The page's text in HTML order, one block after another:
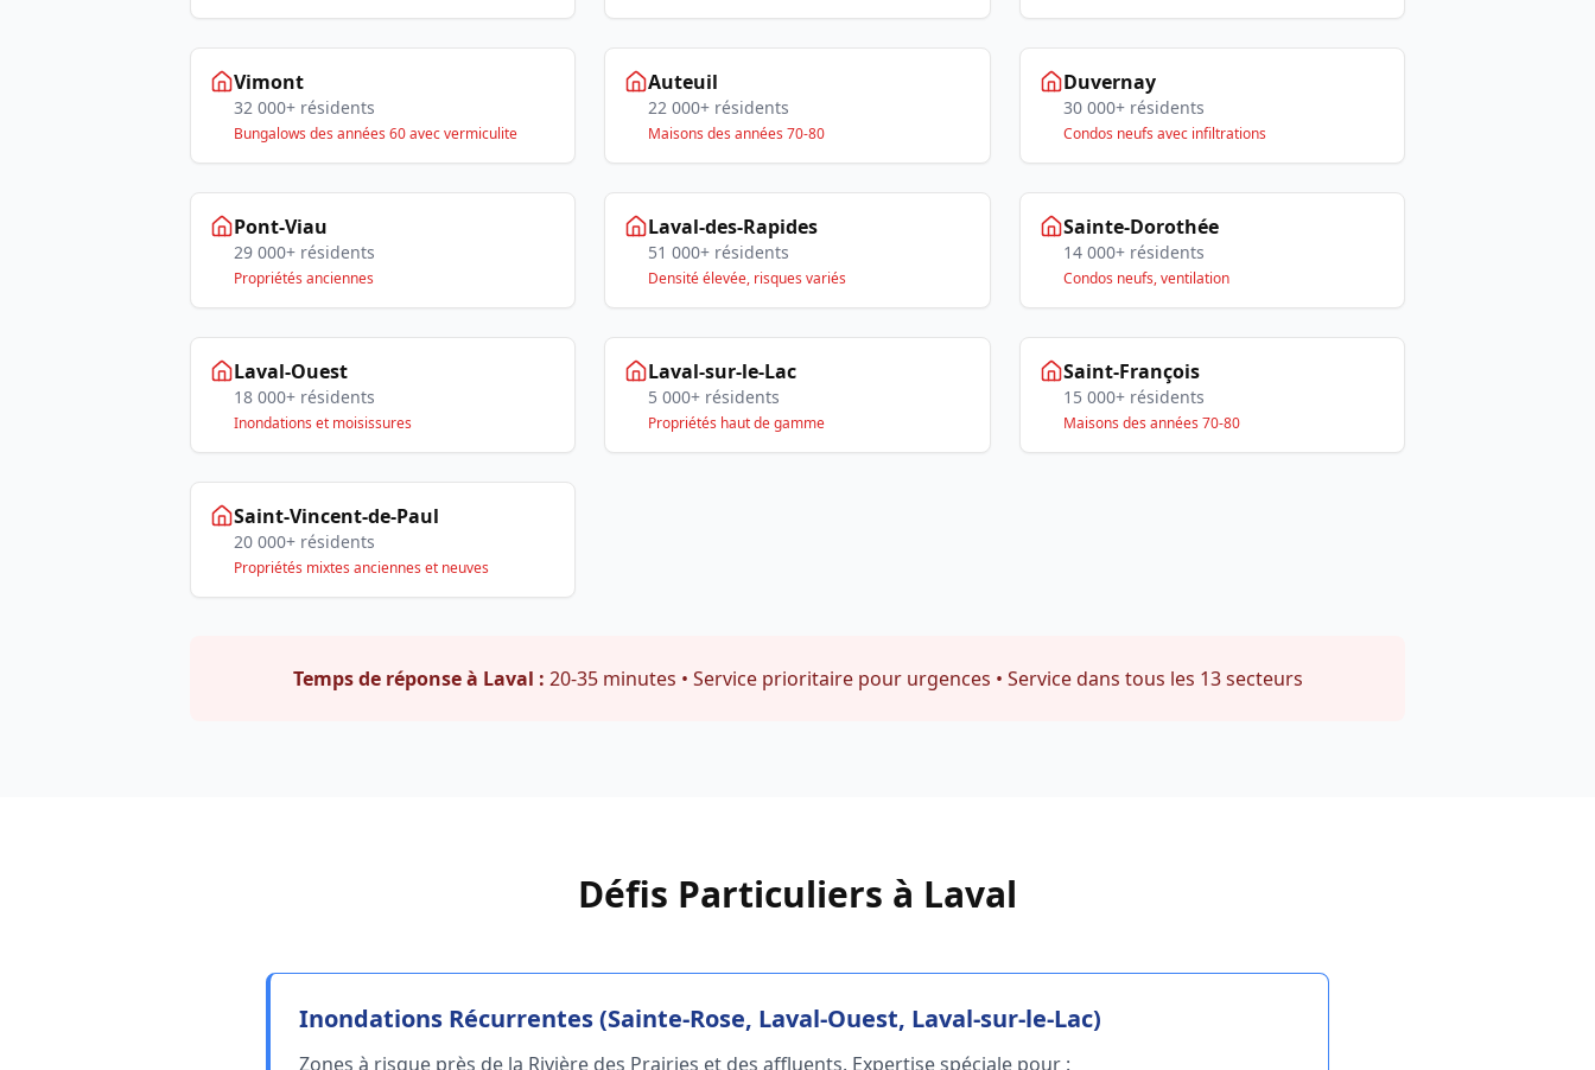
Vimont
32 000+ résidents
Bungalows des années 60 avec vermiculite
Auteuil
22 000+ résidents
Maisons des années 70-80
Duvernay
30 000+ résidents
Condos neufs avec infiltrations
Pont-Viau
29 000+ résidents
Propriétés anciennes
Laval-des-Rapides
51 000+ résidents
Densité élevée, risques variés
Sainte-Dorothée
14 000+ résidents
Condos neufs, ventilation
Laval-Ouest
18 000+ résidents
Inondations et moisissures
Laval-sur-le-Lac
5 000+ résidents
Propriétés haut de gamme
Saint-François
15 000+ résidents
Maisons des années 70-80
Saint-Vincent-de-Paul
20 000+ résidents
Propriétés mixtes anciennes et neuves
Temps de réponse à Laval : 20-35 minutes • Service prioritaire pour urgences • Service dans tous les 13 secteurs
Défis Particuliers à Laval
Inondations Récurrentes (Sainte-Rose, Laval-Ouest, Laval-sur-le-Lac)
Zones à risque près de la Rivière des Prairies et des affluents. Expertise spéciale pour :